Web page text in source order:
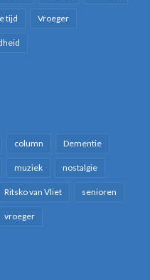
tijd Vroeger
column Dementie
muziek nostalgie
Ritsko van Vliet senioren
vroeger